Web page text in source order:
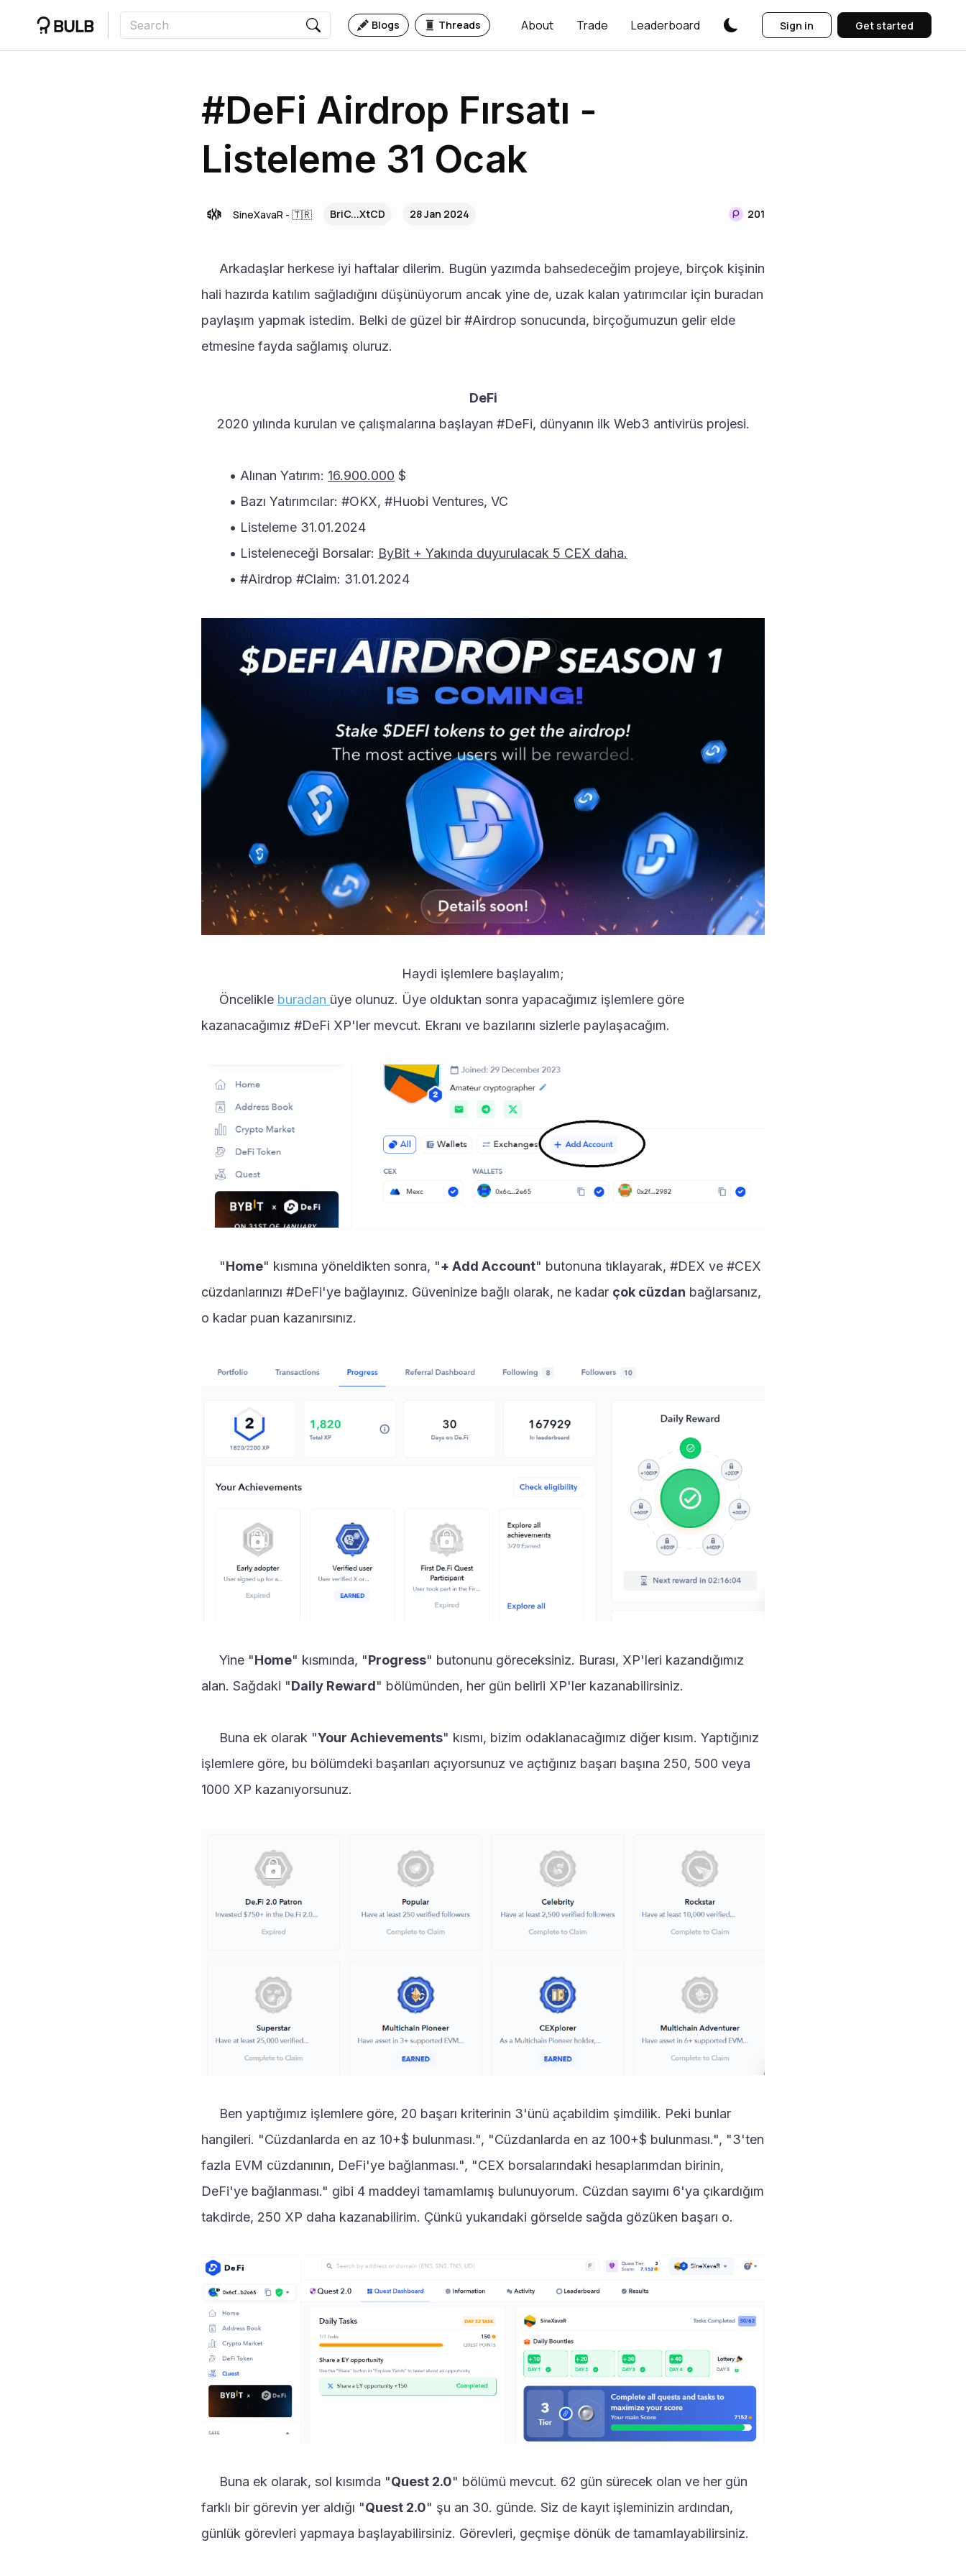
Blogs Threads About Trade Leaderboard Sign in Get started
#DeFi Airdrop Fırsatı -
Listeleme 31 Ocak
SineXavaR - 🇹🇷 BriC...XtCD 28 Jan 2024 201
hali hazırda katılım sağladığını düşünüyorum ancak yine de, uzak kalan yatırımcılar için buradan
paylaşım yapmak istedim. Belki de güzel bir #Airdrop sonucunda, birçoğumuzun gelir elde
etmesine fayda sağlamış oluruz.
DeFi
2020 yılında kurulan ve çalışmalarına başlayan #DeFi, dünyanın ilk Web3 antivirüs projesi.
Alınan Yatırım: 16.900.000 $
Bazı Yatırımcılar: #OKX, #Huobi Ventures, VC
Listeleme 31.01.2024
Listeleneceği Borsalar: ByBit + Yakında duyurulacak 5 CEX daha.
#Airdrop #Claim: 31.01.2024
Haydi işlemlere başlayalım;
     Öncelikle
buradan üye olunuz. Üye olduktan sonra yapacağımız işlemlere göre
kazanacağımız #DeFi XP'ler mevcut. Ekranı ve bazılarını sizlerle paylaşacağım.
     "
Home" kısmına yöneldikten sonra, "+ Add Account" butonuna tıklayarak, #DEX ve #CEX
cüzdanlarınızı #DeFi'ye bağlayınız. Güveninize bağlı olarak, ne kadar çok cüzdan bağlarsanız,
o kadar puan kazanırsınız.
     Yine "
Home" kısmında, "Progress" butonunu göreceksiniz. Burası, XP'leri kazandığımız
alan. Sağdaki "Daily Reward" bölümünden, her gün belirli XP'ler kazanabilirsiniz.
     Buna ek olarak "
Your Achievements" kısmı, bizim odaklanacağımız diğer kısım. Yaptığınız
işlemlere göre, bu bölümdeki başarıları açıyorsunuz ve açtığınız başarı başına 250, 500 veya
1000 XP kazanıyorsunuz.
hangileri. "Cüzdanlarda en az 10+$ bulunması.", "Cüzdanlarda en az 100+$ bulunması.", "3'ten
fazla EVM cüzdanının, DeFi'ye bağlanması.", "CEX borsalarındaki hesaplarımdan birinin,
DeFi'ye bağlanması." gibi 4 maddeyi tamamlamış bulunuyorum. Cüzdan sayımı 6'ya çıkardığım
takdirde, 250 XP daha kazanabilirim. Çünkü yukarıdaki görselde sağda gözüken başarı o.
     Buna ek olarak, sol kısımda "
Quest 2.0" bölümü mevcut. 62 gün sürecek olan ve her gün
farklı bir görevin yer aldığı "Quest 2.0" şu an 30. günde. Siz de kayıt işleminizin ardından,
günlük görevleri yapmaya başlayabilirsiniz. Görevleri, geçmişe dönük de tamamlayabilirsiniz.